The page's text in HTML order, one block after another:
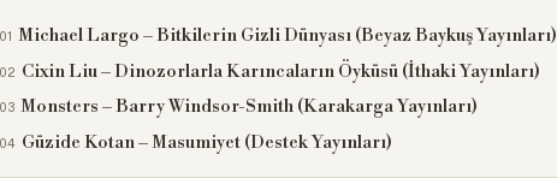
Michael Largo – Bitkilerin Gizli Dünyası (Beyaz Baykuş Yayınları)
Cixin Liu – Dinozorlarla Karıncaların Öyküsü (İthaki Yayınları)
Monsters – Barry Windsor-Smith (Karakarga Yayınları)
Güzide Kotan – Masumiyet (Destek Yayınları)